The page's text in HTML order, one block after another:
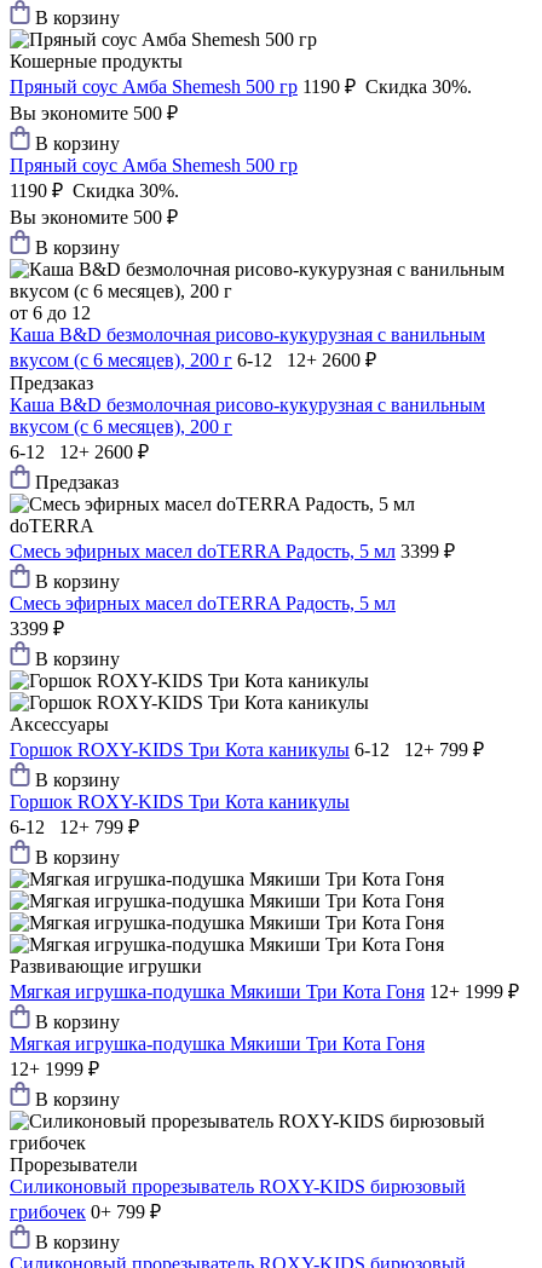
В корзину
Кошерные продукты
Пряный соус Амба Shemesh 500 гр 1190 ₽ Скидка 30%.
Вы экономите 500 ₽
В корзину
Пряный соус Амба Shemesh 500 гр
1190 ₽ Скидка 30%.
Вы экономите 500 ₽
В корзину
от 6 до 12
Каша B&D безмолочная рисово-кукурузная с ванильным
вкусом (с 6 месяцев), 200 г 6-12 12+ 2600 ₽
Предзаказ
Каша B&D безмолочная рисово-кукурузная с ванильным
вкусом (с 6 месяцев), 200 г
6-12 12+ 2600 ₽
Предзаказ
doTERRA
Смесь эфирных масел doTERRA Радость, 5 мл 3399 ₽
В корзину
Смесь эфирных масел doTERRA Радость, 5 мл
3399 ₽
В корзину
Аксессуары
Горшок ROXY-KIDS Три Кота каникулы 6-12 12+ 799 ₽
В корзину
Горшок ROXY-KIDS Три Кота каникулы
6-12 12+ 799 ₽
В корзину
Развивающие игрушки
Мягкая игрушка-подушка Мякиши Три Кота Гоня 12+ 1999 ₽
В корзину
Мягкая игрушка-подушка Мякиши Три Кота Гоня
12+ 1999 ₽
В корзину
Прорезыватели
Силиконовый прорезыватель ROXY-KIDS бирюзовый
грибочек 0+ 799 ₽
В корзину
Силиконовый прорезыватель ROXY-KIDS бирюзовый